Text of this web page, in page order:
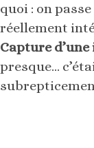
quoi : on
réellement
Capture
presque…